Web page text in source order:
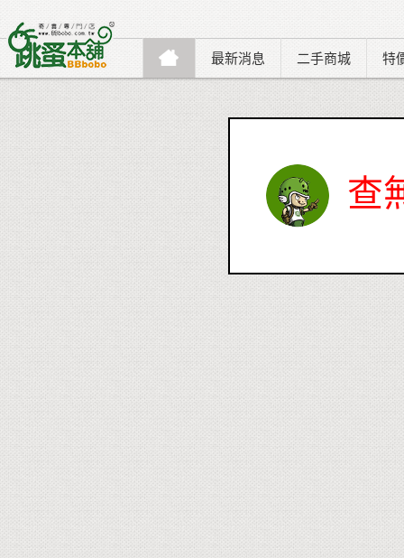
最新消息 二手商城 特
查